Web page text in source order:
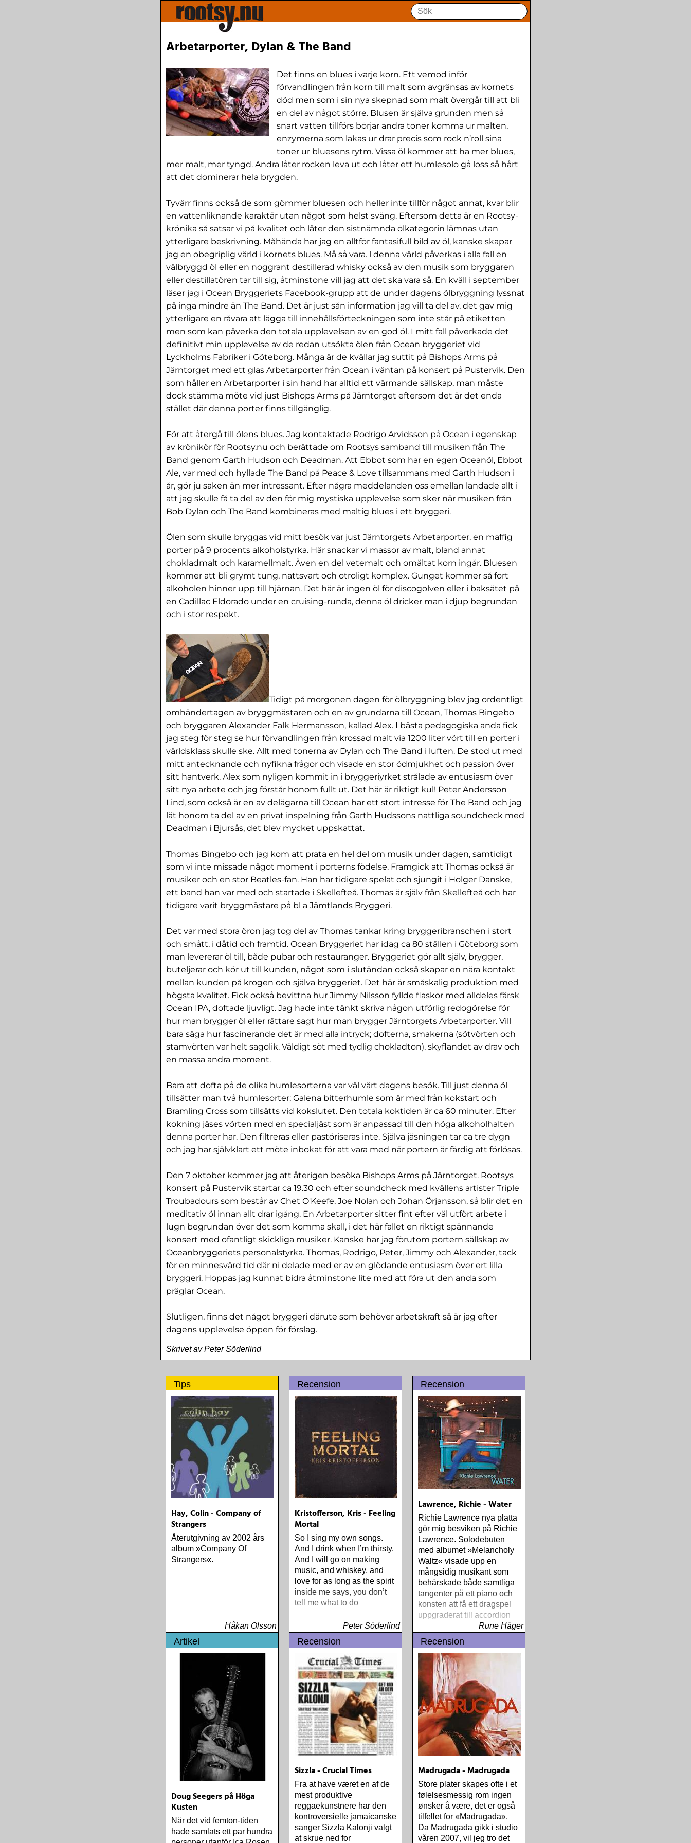
Arbetarporter, Dylan & The Band
Det finns en blues i varje korn. Ett vemod inför
förvandlingen från korn till malt som avgränsas av kornets
död men som i sin nya skepnad som malt övergår till att bli
en del av något större. Blusen är själva grunden men så
snart vatten tillförs börjar andra toner komma ur malten,
enzymerna som lakas ur drar precis som rock n’roll sina
toner ur bluesens rytm. Vissa öl kommer att ha mer blues,
mer malt, mer tyngd. Andra låter rocken leva ut och låter ett humlesolo gå loss så hårt
att det dominerar hela brygden.
Tyvärr finns också de som gömmer bluesen och heller inte tillför något annat, kvar blir
en vattenliknande karaktär utan något som helst sväng. Eftersom detta är en Rootsy-
krönika så satsar vi på kvalitet och låter den sistnämnda ölkategorin lämnas utan
ytterligare beskrivning. Måhända har jag en alltför fantasifull bild av öl, kanske skapar
jag en obegriplig värld i kornets blues. Må så vara. l denna värld påverkas i alla fall en
välbryggd öl eller en noggrant destillerad whisky också av den musik som bryggaren
eller destillatören tar till sig, åtminstone vill jag att det ska vara så. En kväll i september
läser jag i Ocean Bryggeriets Facebook-grupp att de under dagens ölbryggning lyssnat
på inga mindre än The Band. Det är just sån information jag vill ta del av, det gav mig
ytterligare en råvara att lägga till innehållsförteckningen som inte står på etiketten
men som kan påverka den totala upplevelsen av en god öl. I mitt fall påverkade det
definitivt min upplevelse av de redan utsökta ölen från Ocean bryggeriet vid
Lyckholms Fabriker i Göteborg. Många är de kvällar jag suttit på Bishops Arms på
Järntorget med ett glas Arbetarporter från Ocean i väntan på konsert på Pustervik. Den
som håller en Arbetarporter i sin hand har alltid ett värmande sällskap, man måste
dock stämma möte vid just Bishops Arms på Järntorget eftersom det är det enda
stället där denna porter finns tillgänglig.
För att återgå till ölens blues. Jag kontaktade Rodrigo Arvidsson på Ocean i egenskap
av krönikör för Rootsy.nu och berättade om Rootsys samband till musiken från The
Band genom Garth Hudson och Deadman. Att Ebbot som har en egen Oceanöl, Ebbot
Ale, var med och hyllade The Band på Peace & Love tillsammans med Garth Hudson i
år, gör ju saken än mer intressant. Efter några meddelanden oss emellan landade allt i
att jag skulle få ta del av den för mig mystiska upplevelse som sker när musiken från
Bob Dylan och The Band kombineras med maltig blues i ett bryggeri.
Ölen som skulle bryggas vid mitt besök var just Järntorgets Arbetarporter, en maffig
porter på 9 procents alkoholstyrka. Här snackar vi massor av malt, bland annat
chokladmalt och karamellmalt. Även en del vetemalt och omältat korn ingår. Bluesen
kommer att bli grymt tung, nattsvart och otroligt komplex. Gunget kommer så fort
alkoholen hinner upp till hjärnan. Det här är ingen öl för discogolven eller i baksätet på
en Cadillac Eldorado under en cruising-runda, denna öl dricker man i djup begrundan
och i stor respekt.
Tidigt på morgonen dagen för ölbryggning blev jag ordentligt
omhändertagen av bryggmästaren och en av grundarna till Ocean, Thomas Bingebo
och bryggaren Alexander Falk Hermansson, kallad Alex. I bästa pedagogiska anda fick
jag steg för steg se hur förvandlingen från krossad malt via 1200 liter vört till en porter i
världsklass skulle ske. Allt med tonerna av Dylan och The Band i luften. De stod ut med
mitt antecknande och nyfikna frågor och visade en stor ödmjukhet och passion över
sitt hantverk. Alex som nyligen kommit in i bryggeriyrket strålade av entusiasm över
sitt nya arbete och jag förstår honom fullt ut. Det här är riktigt kul! Peter Andersson
Lind, som också är en av delägarna till Ocean har ett stort intresse för The Band och jag
lät honom ta del av en privat inspelning från Garth Hudssons nattliga soundcheck med
Deadman i Bjursås, det blev mycket uppskattat.
Thomas Bingebo och jag kom att prata en hel del om musik under dagen, samtidigt
som vi inte missade något moment i porterns födelse. Framgick att Thomas också är
musiker och en stor Beatles-fan. Han har tidigare spelat och sjungit i Holger Danske,
ett band han var med och startade i Skellefteå. Thomas är själv från Skellefteå och har
tidigare varit bryggmästare på bl a Jämtlands Bryggeri.
Det var med stora öron jag tog del av Thomas tankar kring bryggeribranschen i stort
och smått, i dåtid och framtid. Ocean Bryggeriet har idag ca 80 ställen i Göteborg som
man levererar öl till, både pubar och restauranger. Bryggeriet gör allt själv, brygger,
buteljerar och kör ut till kunden, något som i slutändan också skapar en nära kontakt
mellan kunden på krogen och själva bryggeriet. Det här är småskalig produktion med
högsta kvalitet. Fick också bevittna hur Jimmy Nilsson fyllde flaskor med alldeles färsk
Ocean IPA, doftade ljuvligt. Jag hade inte tänkt skriva någon utförlig redogörelse för
hur man brygger öl eller rättare sagt hur man brygger Järntorgets Arbetarporter. Vill
bara säga hur fascinerande det är med alla intryck; dofterna, smakerna (sötvörten och
stamvörten var helt sagolik. Väldigt söt med tydlig chokladton), skyflandet av drav och
en massa andra moment.
Bara att dofta på de olika humlesorterna var väl värt dagens besök. Till just denna öl
tillsätter man två humlesorter; Galena bitterhumle som är med från kokstart och
Bramling Cross som tillsätts vid kokslutet. Den totala koktiden är ca 60 minuter. Efter
kokning jäses vörten med en specialjäst som är anpassad till den höga alkoholhalten
denna porter har. Den filtreras eller pastöriseras inte. Själva jäsningen tar ca tre dygn
och jag har självklart ett möte inbokat för att vara med när portern är färdig att förlösas.
Den 7 oktober kommer jag att återigen besöka Bishops Arms på Järntorget. Rootsys
konsert på Pustervik startar ca 19.30 och efter soundcheck med kvällens artister Triple
Troubadours som består av Chet O'Keefe, Joe Nolan och Johan Örjansson, så blir det en
meditativ öl innan allt drar igång. En Arbetarporter sitter fint efter väl utfört arbete i
lugn begrundan över det som komma skall, i det här fallet en riktigt spännande
konsert med ofantligt skickliga musiker. Kanske har jag förutom portern sällskap av
Oceanbryggeriets personalstyrka. Thomas, Rodrigo, Peter, Jimmy och Alexander, tack
för en minnesvärd tid där ni delade med er av en glödande entusiasm över ert lilla
bryggeri. Hoppas jag kunnat bidra åtminstone lite med att föra ut den anda som
präglar Ocean.
Slutligen, finns det något bryggeri därute som behöver arbetskraft så är jag efter
dagens upplevelse öppen för förslag.
Skrivet av Peter Söderlind
Tips
Hay, Colin - Company of
Strangers
Återutgivning av 2002 års
album »Company Of
Strangers«.
Håkan Olsson
Recension
Kristofferson, Kris - Feeling
Mortal
So I sing my own songs.
And I drink when I’m thirsty.
And I will go on making
music, and whiskey, and
love for as long as the spirit
inside me says, you don’t
tell me what to do
Peter Söderlind
Recension
Lawrence, Richie - Water
Richie Lawrence nya platta
gör mig besviken på Richie
Lawrence. Solodebuten
med albumet »Melancholy
Waltz« visade upp en
mångsidig musikant som
behärskade både samtliga
tangenter på ett piano och
konsten att få ett dragspel
uppgraderat till accordion
Rune Häger
Artikel
Doug Seegers på Höga
Kusten
När det vid femton-tiden
hade samlats ett par hundra
Recension
Sizzla - Crucial Times
Fra at have været en af de
mest produktive
reggaekunstnere har den
kontroversielle jamaicanske
sanger Sizzla Kalonji valgt
at skrue ned for
Recension
Madrugada - Madrugada
Store plater skapes ofte i et
følelsesmessig rom ingen
ønsker å være, det er også
tilfellet for «Madrugada».
Da Madrugada gikk i studio
våren 2007, vil jeg tro det